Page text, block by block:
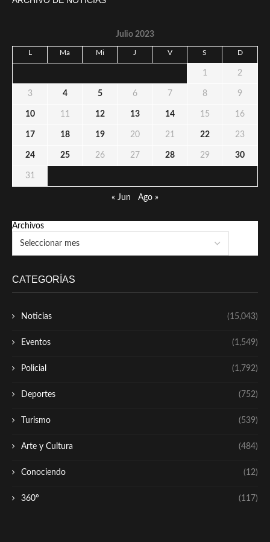
Julio 2023
L Ma Mi J V S D
1 2
3 4 5 6 7 8 9
10 11 12 13 14 15 16
17 18 19 20 21 22 23
24 25 26 27 28 29 30
31
« Jun Ago »
Archivos
CATEGORÍAS
Noticias (15,043)
Eventos (1,549)
Policial (1,792)
Deportes (752)
Turismo (539)
Arte y Cultura (484)
Conociendo (12)
360º (117)